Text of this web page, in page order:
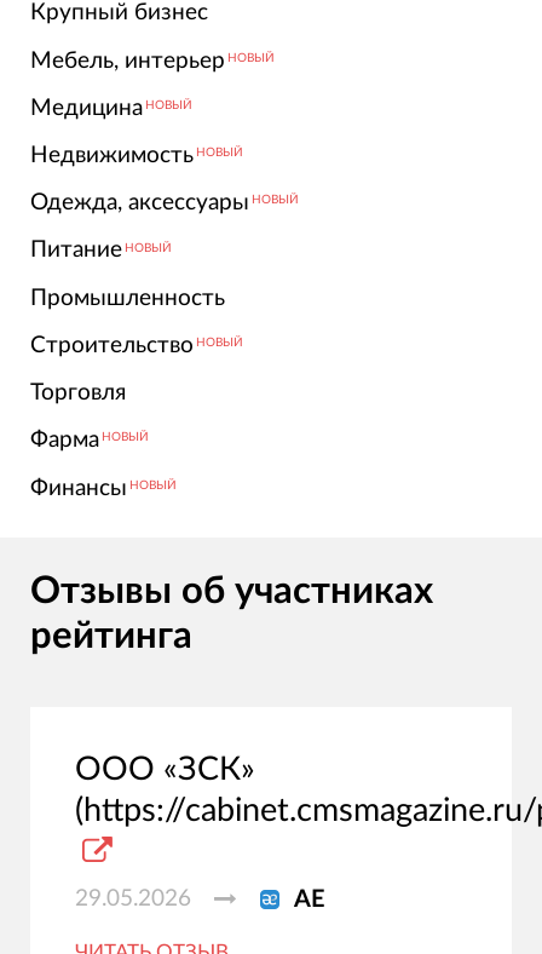
Крупный бизнес
Мебель, интерьер НОВЫЙ
Медицина НОВЫЙ
Недвижимость НОВЫЙ
Одежда, аксессуары НОВЫЙ
Питание НОВЫЙ
Промышленность
Строительство НОВЫЙ
Торговля
Фарма НОВЫЙ
Финансы НОВЫЙ
Отзывы об участниках
рейтинга
ООО «ЗСК»
(https://
29.05.2026 АЕ